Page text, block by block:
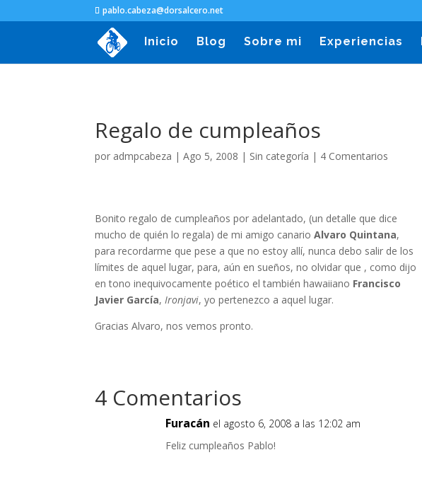
pablo.cabeza@dorsalcero.net
Inicio Blog Sobre mi Experiencias
Regalo de cumpleaños
por admpcabeza |Ago 5, 2008 | Sin categoría | 4 Comentarios
Bonito regalo de cumpleaños por adelantado, (un detalle que dice
mucho de quién lo regala) de mi amigo canarioAlvaro Quintana,
para recordarme que pese a que no estoy allí, nunca debo salir de los
límites de aquel lugar, para, aún en sueños, no olvidar que , como dijo
en tono inequivocamente poético el también hawaiiano Francisco
Javier García,Ironjavi, yo pertenezco a aquel lugar.
Gracias Alvaro, nos vemos pronto.
4 Comentarios
Furacán el agosto 6, 2008 a las 12:02 am
Feliz cumpleaños Pablo!